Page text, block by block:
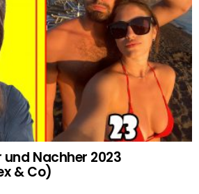
und Nachher 2023
& Co)